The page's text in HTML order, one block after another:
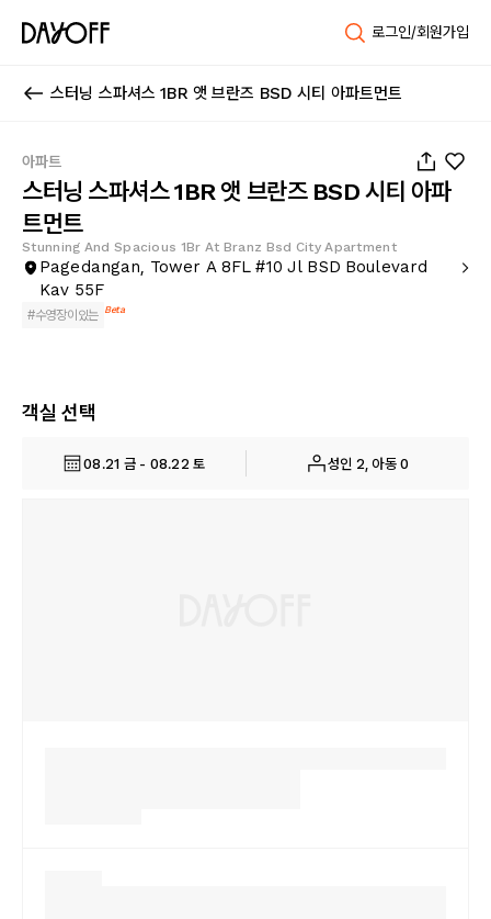
로그인/회원가입
스터닝 스파셔스 1BR 앳 브란즈 BSD 시티 아파트먼트
아파트
스터닝 스파셔스 1BR 앳 브란즈 BSD 시티 아파
트먼트
Stunning And Spacious 1Br At Branz Bsd City Apartment
Pagedangan, Tower A 8FL #10 Jl BSD Boulevard
Kav 55F
#수영장이있는 Beta
객실 선택
08.21 금 - 08.22 토 성인 2, 아동 0